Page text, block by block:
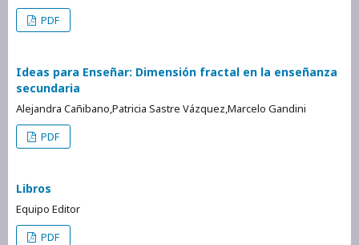
PDF
Ideas para Enseñar: Dimensión fractal en la enseñanza
secundaria
Alejandra Cañibano,Patricia Sastre Vázquez,Marcelo Gandini
PDF
Libros
Equipo Editor
PDF